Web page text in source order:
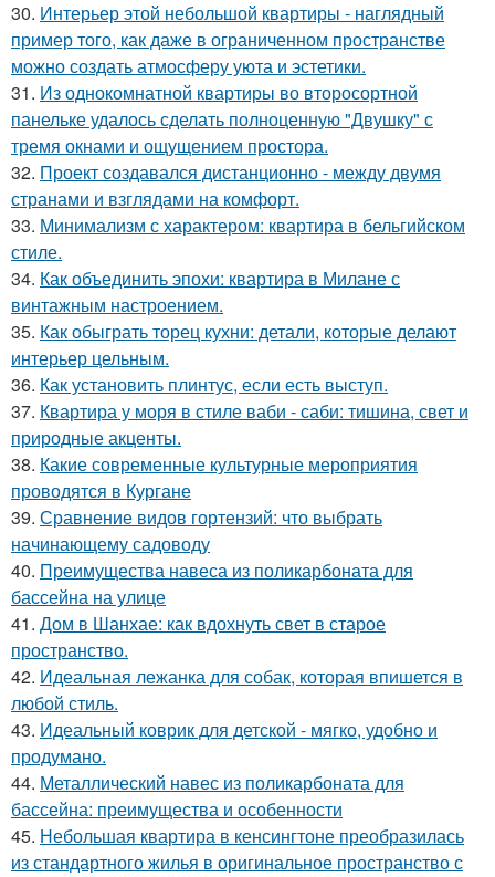
30. Интерьер этой небольшой квартиры - наглядный
пример того, как даже в ограниченном пространстве
можно создать атмосферу уюта и эстетики.
31. Из однокомнатной квартиры во второсортной
панельке удалось сделать полноценную "Двушку" с
тремя окнами и ощущением простора.
32. Проект создавался дистанционно - между двумя
странами и взглядами на комфорт.
33. Минимализм с характером: квартира в бельгийском
стиле.
34. Как объединить эпохи: квартира в Милане с
винтажным настроением.
35. Как обыграть торец кухни: детали, которые делают
интерьер цельным.
36. Как установить плинтус, если есть выступ.
37. Квартира у моря в стиле ваби - саби: тишина, свет и
природные акценты.
38. Какие современные культурные мероприятия
проводятся в Кургане
39. Сравнение видов гортензий: что выбрать
начинающему садоводу
40. Преимущества навеса из поликарбоната для
бассейна на улице
41. Дом в Шанхае: как вдохнуть свет в старое
пространство.
42. Идеальная лежанка для собак, которая впишется в
любой стиль.
43. Идеальный коврик для детской - мягко, удобно и
продумано.
44. Металлический навес из поликарбоната для
бассейна: преимущества и особенности
45. Небольшая квартира в кенсингтоне преобразилась
из стандартного жилья в оригинальное пространство с